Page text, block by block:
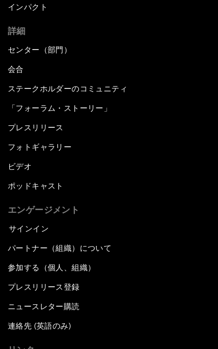
インパクト
詳細
センター（部門）
会合
ステークホルダーのコミュニティ
「フォーラム・ストーリー」
プレスリリース
フォトギャラリー
ビデオ
ポッドキャスト
エンゲージメント
サインイン
パートナー（組織）について
参加する（個人、組織）
プレスリリース登録
ニュースレター購読
連絡先 (英語のみ)